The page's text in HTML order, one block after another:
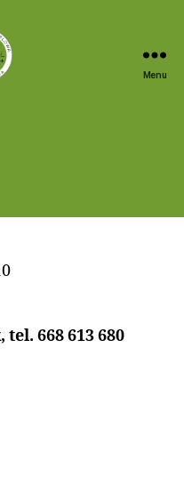
Menu
668 613 680